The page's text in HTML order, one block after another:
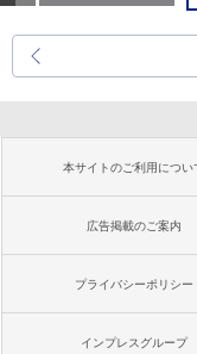
本サイトのご利用につい
広告掲載のご案内
プライバシーポリシー
インプレスグループ